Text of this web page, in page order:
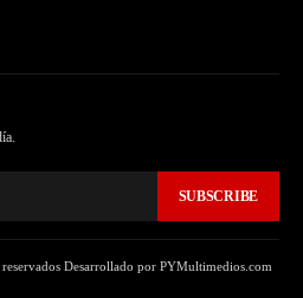
SUBSCRIBE
Desarrollado por PYMultimedios.com